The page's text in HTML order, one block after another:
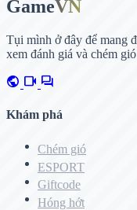
GameVN
Tụi mình ở đây để mang
xem đánh giá và chém
public videocam forum
Khám phá
Chém gió
ESPORT
Giftcode
Hóng hớt